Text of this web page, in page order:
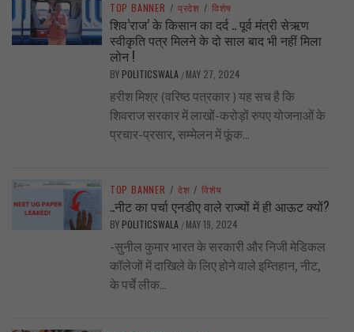
TOP BANNER / प्रदेश / विशेष
शिव’राज’ के किसान का दर्द .. पूर्व मंत्री सेऋण
स्वीकृति पत्र मिलने के दो साल बाद भी नहीं मिला
लोन !
BY POLITICSWALA / MAY 27, 2024
हरीश मिश्र (वरिष्ठ पत्रकार ) यह सच है कि
शिवराज सरकार में लाखों-करोड़ों रुपए योजनाओं के
प्रचार-प्रसार, सम्मेलन में फूंक...
TOP BANNER / देश / विशेष
..नीट का पर्चा एनडीए वाले राज्यों में ही आऊट क्यों?
BY POLITICSWALA / MAY 19, 2024
-सुनील कुमार भारत के सरकारी और निजी मेडिकल
कॉलेजों में दाखिले के लिए होने वाले इम्तिहान, नीट,
के पर्चे लीक...